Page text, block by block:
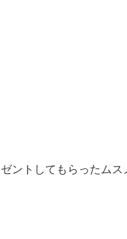
ントしてもらったム